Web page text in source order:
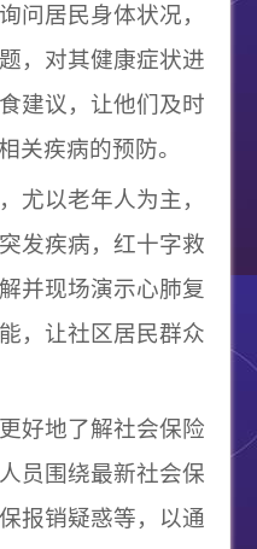
问居民身体状况，
，对其健康症状进
建议，让他们及时
关疾病的预防。
尤以老年人为主，
发疾病，红十字救
并现场演示心肺复
，让社区居民群众
好地了解社会保险
员围绕最新社会保
报销疑惑等，以通